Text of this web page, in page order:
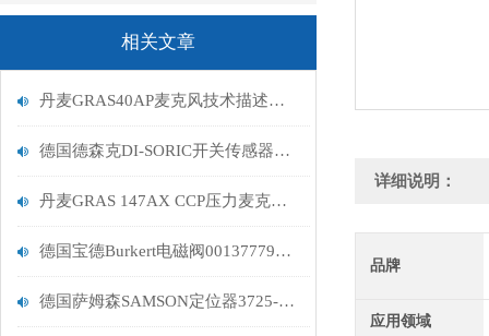
相关文章
丹麦GRAS40AP麦克风技术描述分析
德国德森克DI-SORIC开关传感器的分类
丹麦GRAS 147AX CCP压力麦克风产品描述分析
德国宝德Burkert电磁阀00137779大量到货
德国萨姆森SAMSON定位器3725-1100000000公司到货
详细说明：
品牌
应用领域